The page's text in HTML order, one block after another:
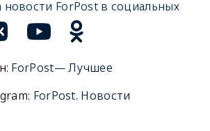
ForPost в социальных
ForPost— Лучшее
ForPost. Новости